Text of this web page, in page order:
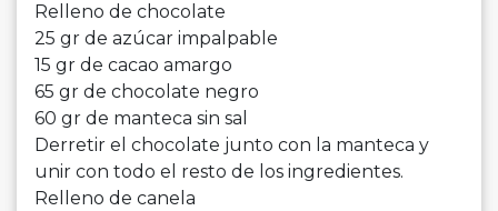
Relleno de chocolate
25 gr de azúcar impalpable
15 gr de cacao amargo
65 gr de chocolate negro
60 gr de manteca sin sal
Derretir el chocolate junto con la manteca y
unir con todo el resto de los ingredientes.
Relleno de canela